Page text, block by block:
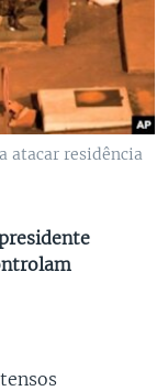
atacar residência